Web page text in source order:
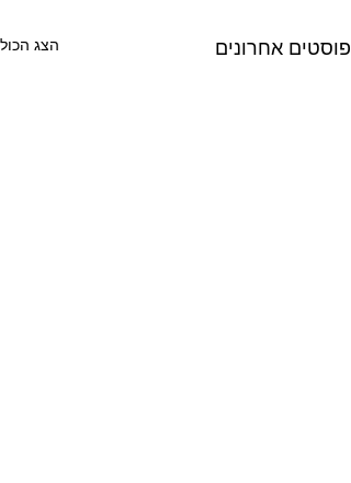
פוסטים אחרונים הצג הכול